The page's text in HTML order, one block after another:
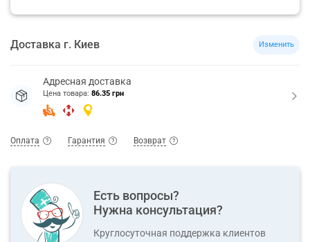
Доставка г. Киев Изменить
Адресная доставка
Цена товара: 86.35 грн
Оплата Гарантия Возврат
Есть вопросы?
Нужна консультация?
Круглосуточная поддержка клиентов